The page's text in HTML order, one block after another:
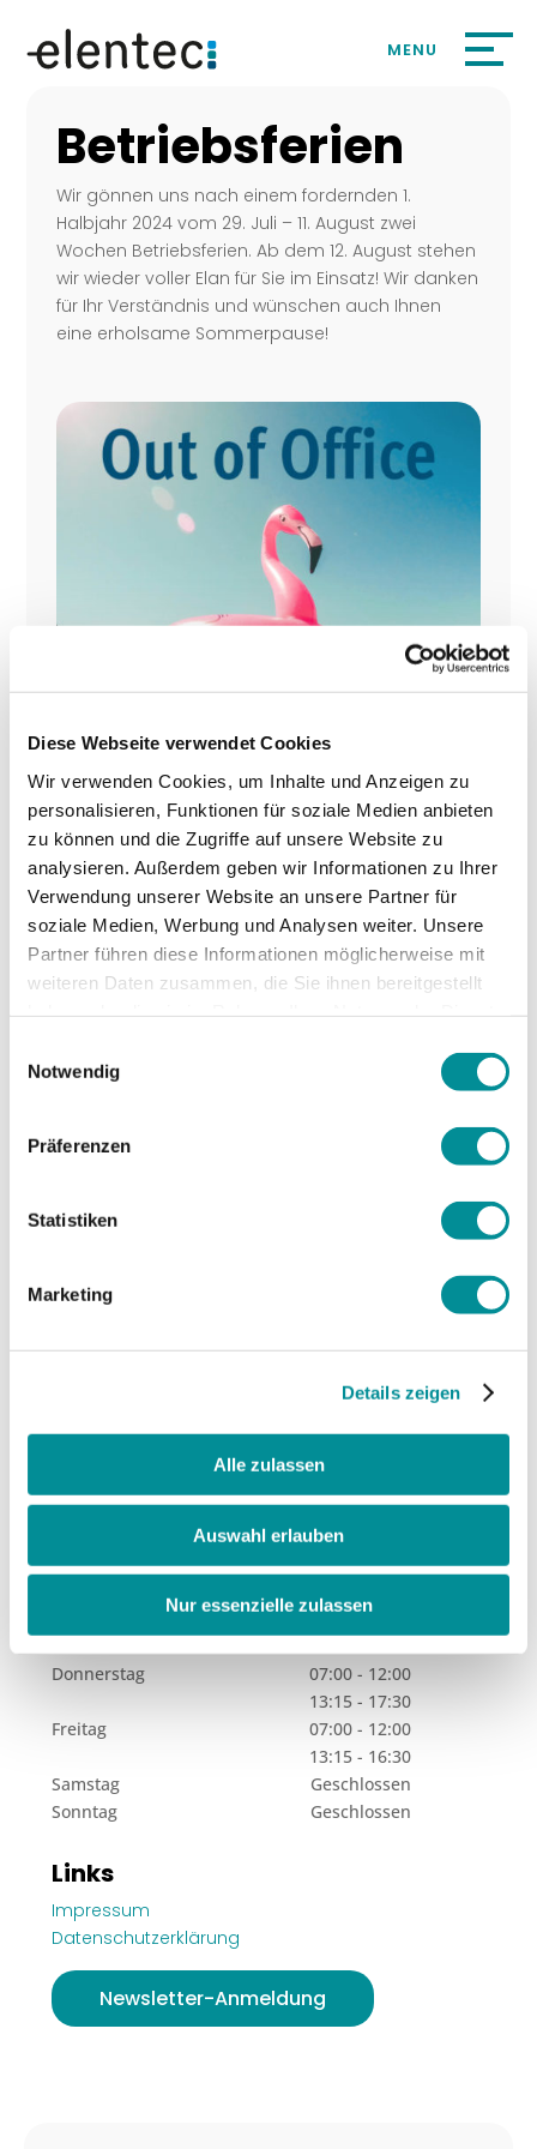
Diese Webseite verwendet Cookies
Wir verwenden Cookies, um Inhalte und Anzeigen zu
personalisieren, Funktionen für soziale Medien anbieten
zu können und die Zugriffe auf unsere Website zu
analysieren. Außerdem geben wir Informationen zu Ihrer
Verwendung unserer Website an unsere Partner für
soziale Medien, Werbung und Analysen weiter. Unsere
Partner führen diese Informationen möglicherweise mit
weiteren Daten zusammen, die Sie ihnen bereitgestellt
Notwendig
Präferenzen
Statistiken
Marketing
Details zeigen
Alle zulassen
Auswahl erlauben
Nur essenzielle zulassen
Betriebsferien
Wir gönnen uns nach einem fordernden 1.
Halbjahr 2024 vom 29. Juli – 11. August zwei
Wochen Betriebsferien. Ab dem 12. August stehen
wir wieder voller Elan für Sie im Einsatz! Wir danken
für Ihr Verständnis und wünschen auch Ihnen
eine erholsame Sommerpause!
Brennerstrasse 16
+41 34 408 10 00
Öffnungszeiten
Montag
07:00 - 12:00
13:15 - 17:30
Dienstag
07:00 - 12:00
07:00 - 12:00
Donnerstag
07:00 - 12:00
13:15 - 17:30
Freitag
07:00 - 12:00
13:15 - 16:30
Samstag
Geschlossen
Sonntag
Geschlossen
Links
Impressum
Datenschutzerklärung
Newsletter-Anmeldung